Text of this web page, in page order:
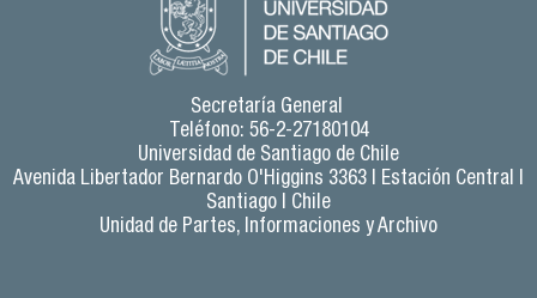
Secretaría General
Teléfono: 56-2-27180104
Universidad de Santiago de Chile
Avenida Libertador Bernardo O'Higgins 3363 | Estación Central |
Santiago | Chile
Unidad de Partes, Informaciones y Archivo